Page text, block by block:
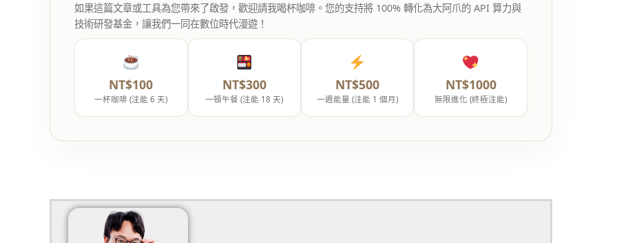
如果這篇文章或工具為您帶來了啟發，歡迎請我喝杯咖啡。您的支持將 100% 轉化為大阿爪的 API 算力與
技術研發基金，讓我們一同在數位時代漫遊！
NT$100
一杯咖啡 (注能 6 天)
NT$300
一頓午餐 (注能 18 天)
NT$500
一週能量 (注能 1 個月)
NT$1000
無限進化 (終極注能)